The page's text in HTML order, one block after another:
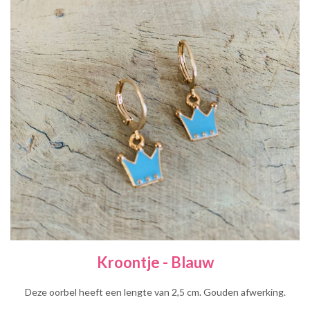
Kroontje - Blauw
Deze oorbel heeft een lengte van 2,5 cm. Gouden afwerking.